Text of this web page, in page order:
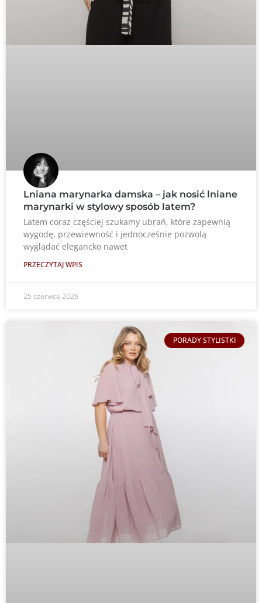
Lniana marynarka damska – jak nosić lniane
marynarki w stylowy sposób latem?
Latem coraz częściej szukamy ubrań, które zapewnią
wygodę, przewiewność i jednocześnie pozwolą
wyglądać elegancko nawet
PRZECZYTAJ WPIS
25 czerwca 2026
PORADY STYLISTKI